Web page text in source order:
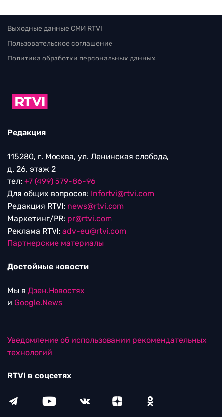
Выходные данные СМИ RTVI
Пользовательское соглашение
Политика обработки персональных данных
Редакция
115280, г. Москва, ул. Ленинская слобода,
д. 26, этаж 2
тел: +7 (499) 579-86-96
Для общих вопросов: Infortvi@rtvi.com
Редакция RTVI: news@rtvi.com
Маркетинг/PR: pr@rtvi.com
Реклама RTVI: adv-eu@rtvi.com
Партнерские материалы
Достойные новости
Мы в Дзен.Новостях
и Google.News
Уведомление об использовании рекомендательных
технологий
RTVI в соцсетях